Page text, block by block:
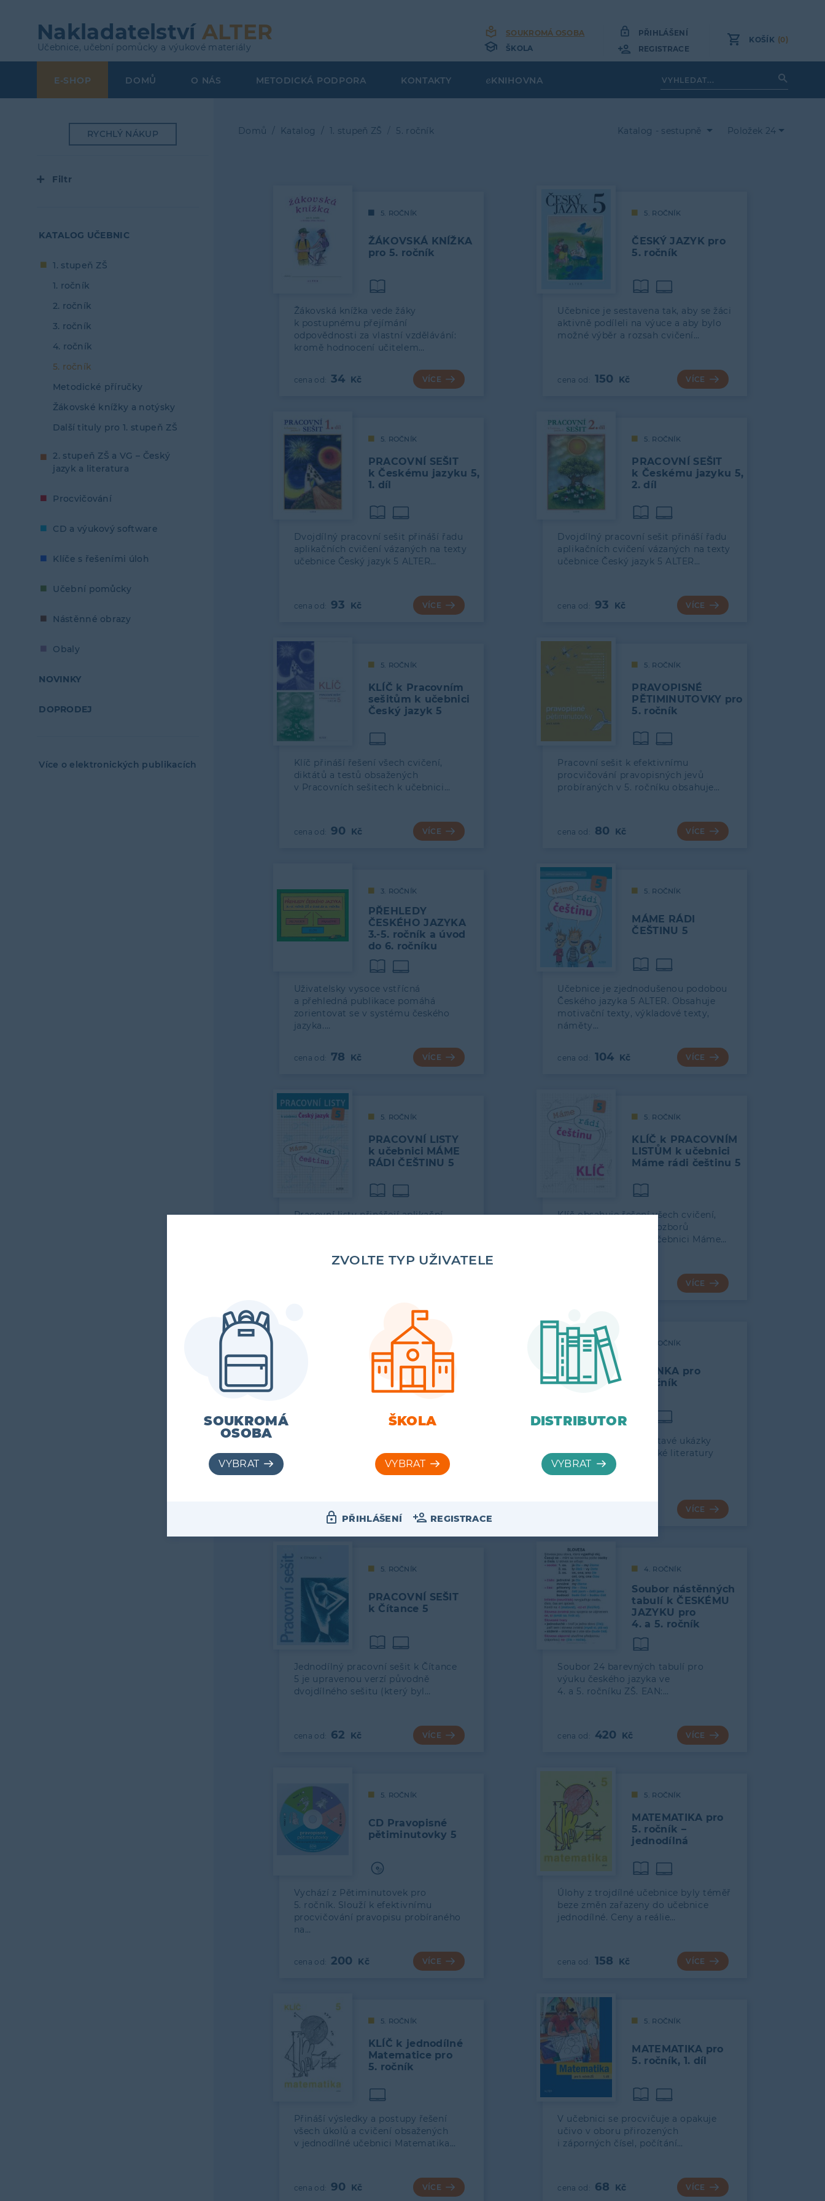
hlavnímuNakladatelství ALTER
Učebnice, učební pomůcky a výukové materiály
SOUKROMÁ OSOBA
ŠKOLA
PŘIHLÁŠENÍ
REGISTRACE
KOŠÍK (0)
Top
Menu
E-SHOP DOMŮ O NÁS METODICKÁ PODPORA KONTAKTY KNIHOVNA
RYCHLÝ NÁKUP
Filtr
KATALOG UČEBNIC
1. stupeň ZŠ
1. ročník
2. ročník
3. ročník
4. ročník
5. ročník
Metodické příručky
Žákovské knížky a notýsky
Další tituly pro 1. stupeň ZŠ
2. stupeň ZŠ a VG – Český
jazyk a literatura
Procvičování
CD a výukový software
Klíče s řešeními úloh
Učební pomůcky
Nástěnné obrazy
Obaly
NOVINKY
DOPRODEJ
Levé
Více o elektronických publikacích
Domů Katalog 1. stupeň ZŠ 5. ročník Katalog - sestupně Položek 24
5. ROČNÍK
ŽÁKOVSKÁ KNÍŽKA
pro 5. ročník
Žákovská knížka vede žáky
k postupnému přejímání
odpovědnosti za vlastní vzdělávání:
kromě hodnocení učitelem…
34 VÍCE
5. ROČNÍK
ČESKÝ JAZYK pro
5. ročník
Učebnice je sestavena tak, aby se žáci
aktivně podíleli na výuce a aby bylo
možné výběr a rozsah cvičení…
150 VÍCE
5. ROČNÍK
PRACOVNÍ SEŠIT
k Českému jazyku 5,
1. díl
Dvojdílný pracovní sešit přináší řadu
aplikačních cvičení vázaných na texty
učebnice Český jazyk 5 ALTER…
93 VÍCE
5. ROČNÍK
PRACOVNÍ SEŠIT
k Českému jazyku 5,
2. díl
Dvojdílný pracovní sešit přináší řadu
aplikačních cvičení vázaných na texty
učebnice Český jazyk 5 ALTER…
93 VÍCE
5. ROČNÍK
KLÍČ k Pracovním
sešitům k učebnici
Český jazyk 5
Klíč přináší řešení všech cvičení,
diktátů a testů obsažených
v Pracovních sešitech k učebnici…
90 VÍCE
5. ROČNÍK
PRAVOPISNÉ
PĚTIMINUTOVKY pro
5. ročník
Pracovní sešit k efektivnímu
procvičování pravopisných jevů
probíraných v 5. ročníku obsahuje…
80 VÍCE
3. ROČNÍK
PŘEHLEDY
ČESKÉHO JAZYKA
3.-5. ročník a úvod
do 6. ročníku
Uživatelsky vysoce vstřícná
a přehledná publikace pomáhá
zorientovat se v systému českého
jazyka.…
78 VÍCE
5. ROČNÍK
MÁME RÁDI
ČEŠTINU 5
Učebnice je zjednodušenou podobou
Českého jazyka 5 ALTER. Obsahuje
motivační texty, výkladové texty,
náměty…
104 VÍCE
5. ROČNÍK
PRACOVNÍ LISTY
k učebnici MÁME
RÁDI ČEŠTINU 5
Pracovní listy přinášejí aplikační
5. ROČNÍK
KLÍČ k PRACOVNÍM
LISTŮM k učebnici
Máme rádi češtinu 5
Klíč obsahuje řešení všech cvičení,
diktátů i jazykových rozborů
z Pracovních listů k učebnici Máme…
VÍCE
3. ROČNÍK
PRAVOPISNÝ
SLOVNÍČEK pro
1. stupeň ZŠ
praktickou jazykovou příručkou, která
obsahuje slova, jejichž pravopis činí
68
5. ROČNÍK
ČÍTANKA pro
5. ročník
Čítanka obsahuje poutavé ukázky
z české i světové dětské literatury
a vede žáky k výběru…
VÍCE
5. ROČNÍK
PRACOVNÍ SEŠIT
k Čítance 5
Jednodílný pracovní sešit k Čítance
5 je upravenou verzí původně
dvojdílného sešitu (který byl…
62 VÍCE
4. ROČNÍK
Soubor nástěnných
tabulí k ČESKÉMU
JAZYKU pro
4. a 5. ročník
Soubor 24 barevných tabulí pro
výuku českého jazyka ve
4. a 5. ročníku ZŠ. EAN:…
420 VÍCE
5. ROČNÍK
CD Pravopisné
pětiminutovky 5
Vychází z Pětiminutovek pro
5. ročník. Slouží k efektivnímu
procvičování pravopisu probíraného
na…
200 VÍCE
5. ROČNÍK
MATEMATIKA pro
5. ročník –
jednodílná
Úlohy z trojdílné učebnice byly téměř
beze změn zařazeny do učebnice
jednodílné. Ceny a reálie…
158 VÍCE
5. ROČNÍK
KLÍČ k jednodílné
Matematice pro
5. ročník
Přináší výsledky a postupy řešení
všech úkolů a cvičení obsažených
v jednodílné učebnici Matematika…
90 VÍCE
5. ROČNÍK
MATEMATIKA pro
5. ročník, 1. díl
V učebnici se procvičuje a opakuje
učivo v oboru přirozených
i záporných čísel, počítání…
68 VÍCE
ZVOLTE TYP UŽIVATELE
SOUKROMÁ
OSOBA
ŠKOLA DISTRIBUTOR
PŘIHLÁŠENÍ REGISTRACE